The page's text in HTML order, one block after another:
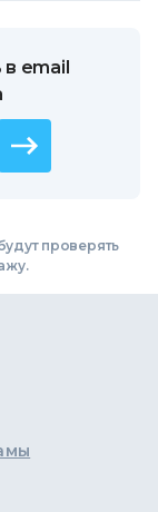
в email
проверять